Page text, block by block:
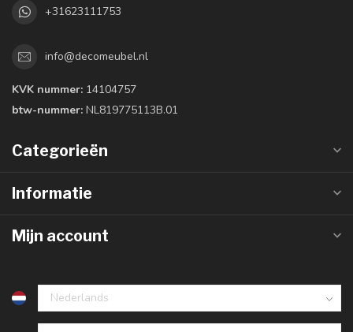
+31623111753
info@decomeubel.nl
KVK nummer: 14104757
btw-nummer: NL819775113B.01
Categorieën
Informatie
Mijn account